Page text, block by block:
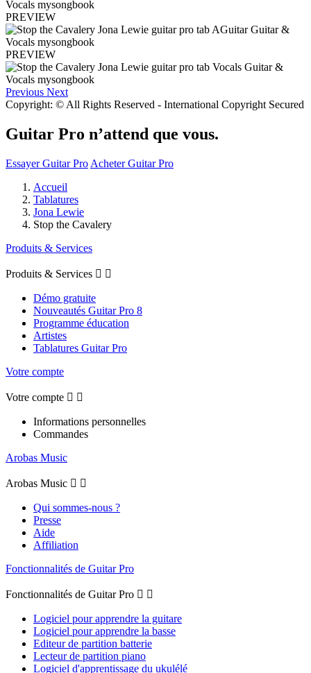
PREVIEW
PREVIEW
Previous Next
Copyright: © All Rights Reserved - International Copyright Secured
Guitar Pro n’attend que vous.
Essayer Guitar Pro Acheter Guitar Pro
Accueil
Tablatures
Jona Lewie
Stop the Cavalery
Produits & Services
Produits & Services  
Démo gratuite
Nouveautés Guitar Pro 8
Programme éducation
Artistes
Tablatures Guitar Pro
Votre compte
Votre compte  
Informations personnelles
Commandes
Arobas Music
Arobas Music  
Qui sommes-nous ?
Presse
Aide
Affiliation
Fonctionnalités de Guitar Pro
Fonctionnalités de Guitar Pro  
Logiciel pour apprendre la guitare
Logiciel pour apprendre la basse
Editeur de partition batterie
Lecteur de partition piano
Logiciel d'apprentissage du ukulélé